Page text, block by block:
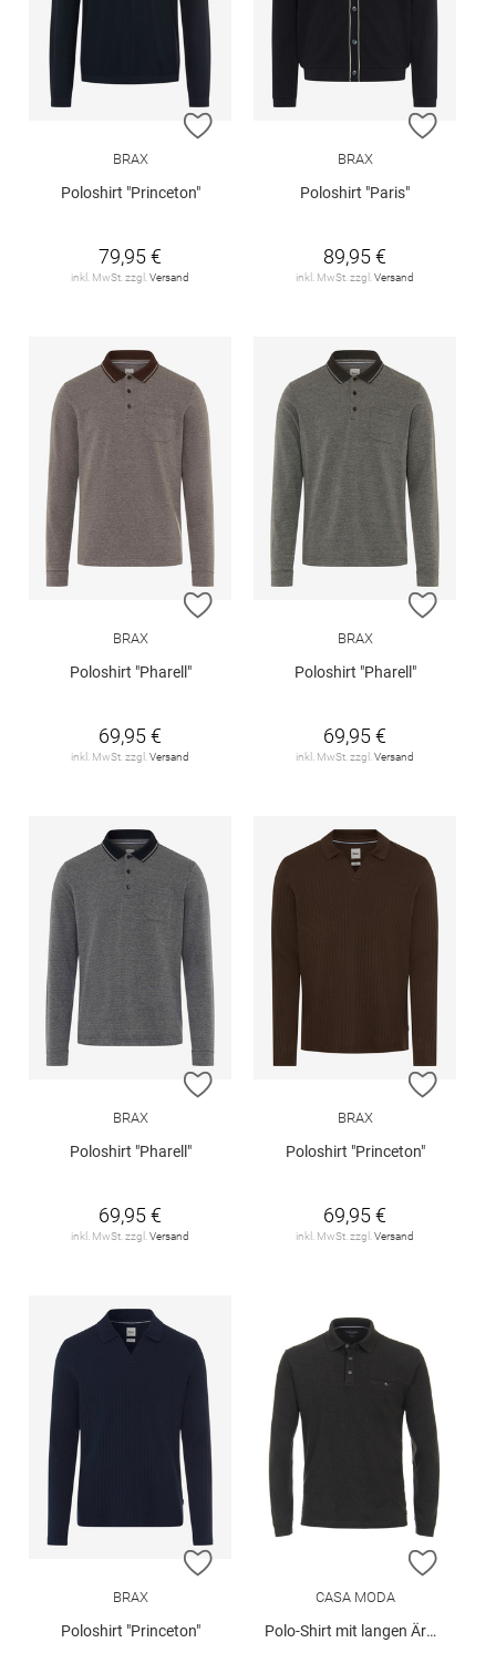
ZUR WUNSCHLISTE HINZUFÜGEN
BRAX
Poloshirt "Princeton"
79,95 €
inkl. MwSt. zzgl. Versand
ZUR
BRAX
Poloshirt "Paris"
89,95 €
inkl. MwSt. zzgl. Versand
ZUR WUNSCHLISTE HINZUFÜGEN
BRAX
Poloshirt "Pharell"
69,95 €
inkl. MwSt. zzgl. Versand
ZUR
BRAX
Poloshirt "Pharell"
69,95 €
inkl. MwSt. zzgl. Versand
ZUR WUNSCHLISTE HINZUFÜGEN
BRAX
Poloshirt "Pharell"
69,95 €
inkl. MwSt. zzgl. Versand
ZUR
BRAX
Poloshirt "Princeton"
69,95 €
inkl. MwSt. zzgl. Versand
ZUR WUNSCHLISTE HINZUFÜGEN
BRAX
Poloshirt "Princeton"
ZUR
CASA MODA
Polo-Shirt mit langen Ärmeln